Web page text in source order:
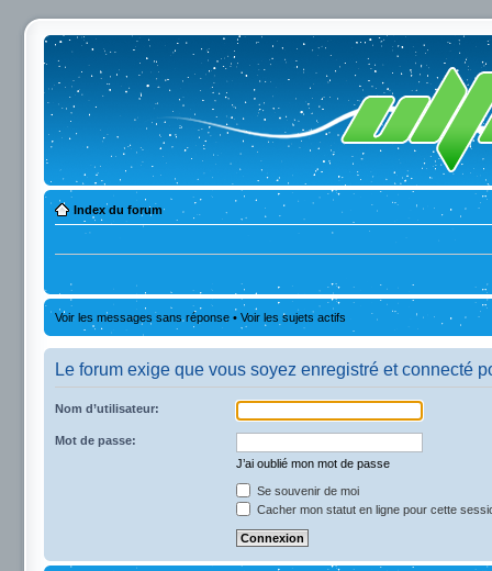
Index du forum
Voir les messages sans réponse • Voir les sujets actifs
Le forum exige que vous soyez enregistré et connecté
Nom d’utilisateur:
Mot de passe:
J’ai oublié mon mot de passe
Se souvenir de moi
Cacher mon statut en ligne pour cette